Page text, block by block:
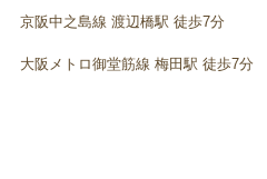
京阪中之島線 渡辺橋駅 徒歩7分
大阪メトロ御堂筋線 梅田駅 徒歩7分